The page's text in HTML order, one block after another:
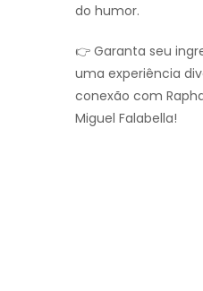
do humor.
👉 Garanta seu
uma experiência
conexão com
Miguel Falabella!